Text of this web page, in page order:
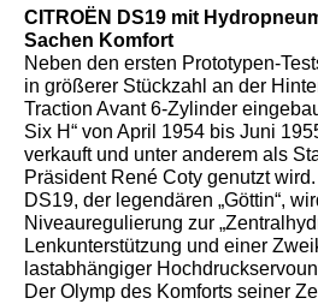
CITROËN DS19 mit
Sachen Komfort
Neben den ersten Prototypen-
in größerer Stückzahl an der
Traction Avant 6-Zylinder
Six H“ von April 1954 bis Juni
verkauft und unter anderem als
Präsident René Coty genutzt
DS19, der legendären „Göttin“,
Niveauregulierung zur
Lenkunterstützung und einer
lastabhängiger
Der Olymp des Komforts seiner